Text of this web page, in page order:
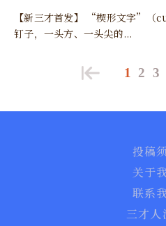
【新三才首发】 “楔形文字”
钉子，一头方、一头尖的...
1 2 3
投稿
关于
联系
三才人